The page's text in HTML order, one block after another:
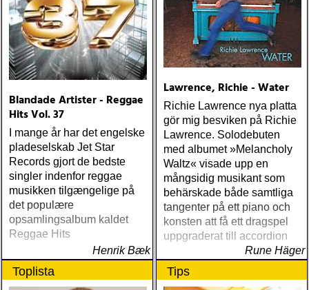
Blandade Artister - Reggae
Hits Vol. 37
I mange år har det engelske
pladeselskab Jet Star
Records gjort de bedste
singler indenfor reggae
musikken tilgængelige på
det populære
opsamlingsalbum kaldet
Reggae Hits
Henrik Bæk
Lawrence, Richie - Water
Richie Lawrence nya platta
gör mig besviken på Richie
Lawrence. Solodebuten
med albumet »Melancholy
Waltz« visade upp en
mångsidig musikant som
behärskade både samtliga
tangenter på ett piano och
konsten att få ett dragspel
uppgraderat till accordion
Rune Häger
Toplista Tips